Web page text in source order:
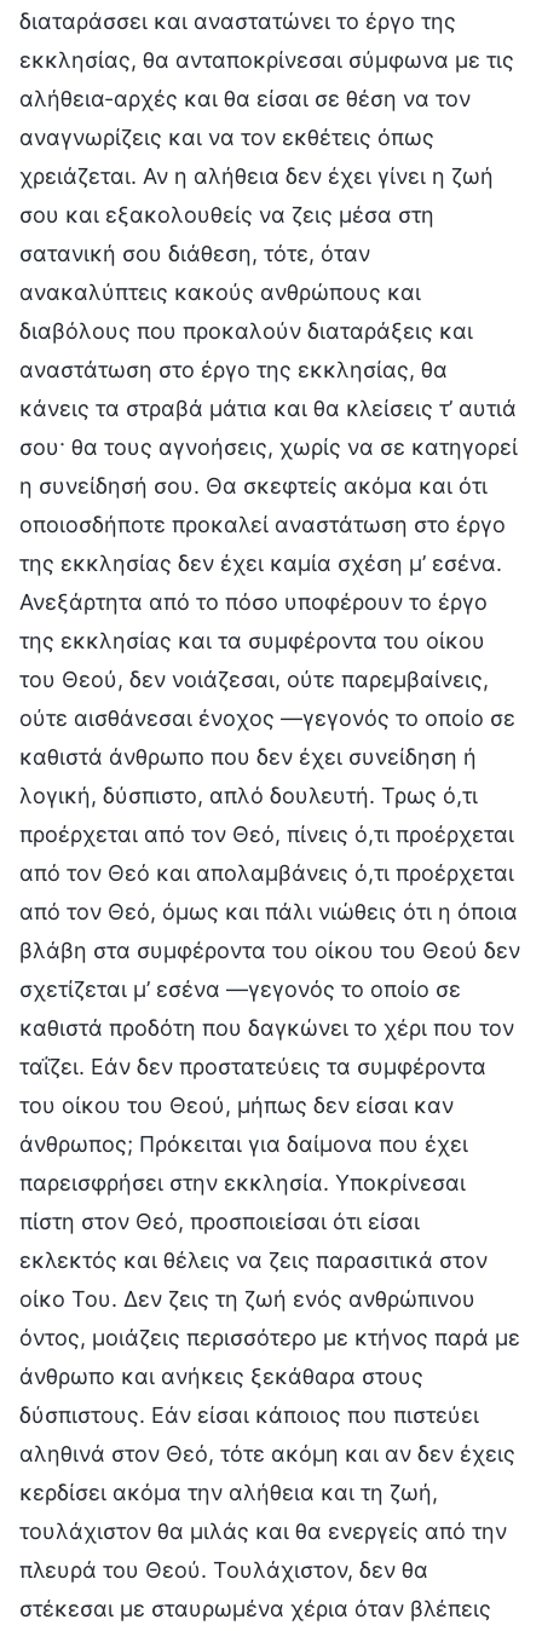
διαταράσσει και αναστατώνει το έργο της
εκκλησίας, θα ανταποκρίνεσαι σύμφωνα με τις
αλήθεια-αρχές και θα είσαι σε θέση να τον
αναγνωρίζεις και να τον εκθέτεις όπως
χρειάζεται. Αν η αλήθεια δεν έχει γίνει η ζωή
σου και εξακολουθείς να ζεις μέσα στη
σατανική σου διάθεση, τότε, όταν
ανακαλύπτεις κακούς ανθρώπους και
διαβόλους που προκαλούν διαταράξεις και
αναστάτωση στο έργο της εκκλησίας, θα
κάνεις τα στραβά μάτια και θα κλείσεις τ’ αυτιά
σου· θα τους αγνοήσεις, χωρίς να σε κατηγορεί
η συνείδησή σου. Θα σκεφτείς ακόμα και ότι
οποιοσδήποτε προκαλεί αναστάτωση στο έργο
της εκκλησίας δεν έχει καμία σχέση μ’ εσένα.
Ανεξάρτητα από το πόσο υποφέρουν το έργο
της εκκλησίας και τα συμφέροντα του οίκου
του Θεού, δεν νοιάζεσαι, ούτε παρεμβαίνεις,
ούτε αισθάνεσαι ένοχος —γεγονός το οποίο σε
καθιστά άνθρωπο που δεν έχει συνείδηση ή
λογική, δύσπιστο, απλό δουλευτή. Τρως ό,τι
προέρχεται από τον Θεό, πίνεις ό,τι προέρχεται
από τον Θεό και απολαμβάνεις ό,τι προέρχεται
από τον Θεό, όμως και πάλι νιώθεις ότι η όποια
βλάβη στα συμφέροντα του οίκου του Θεού δεν
σχετίζεται μ’ εσένα —γεγονός το οποίο σε
καθιστά προδότη που δαγκώνει το χέρι που τον
ταΐζει. Εάν δεν προστατεύεις τα συμφέροντα
του οίκου του Θεού, μήπως δεν είσαι καν
άνθρωπος; Πρόκειται για δαίμονα που έχει
παρεισφρήσει στην εκκλησία. Υποκρίνεσαι
πίστη στον Θεό, προσποιείσαι ότι είσαι
εκλεκτός και θέλεις να ζεις παρασιτικά στον
οίκο Του. Δεν ζεις τη ζωή ενός ανθρώπινου
όντος, μοιάζεις περισσότερο με κτήνος παρά με
άνθρωπο και ανήκεις ξεκάθαρα στους
δύσπιστους. Εάν είσαι κάποιος που πιστεύει
αληθινά στον Θεό, τότε ακόμη και αν δεν έχεις
κερδίσει ακόμα την αλήθεια και τη ζωή,
τουλάχιστον θα μιλάς και θα ενεργείς από την
πλευρά του Θεού. Τουλάχιστον, δεν θα
στέκεσαι με σταυρωμένα χέρια όταν βλέπεις